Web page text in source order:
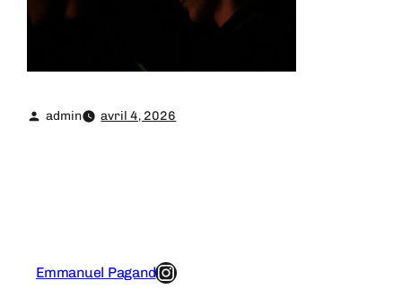
admin avril 4, 2026
Emmanuel PagandInstagram